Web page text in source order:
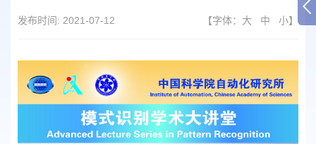
发布时间: 2021-07-12 【字体： 大 中 小】